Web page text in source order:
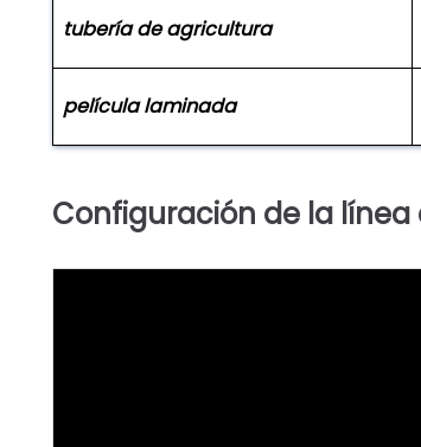
tubería de agricultura
película laminada
Configuración de la